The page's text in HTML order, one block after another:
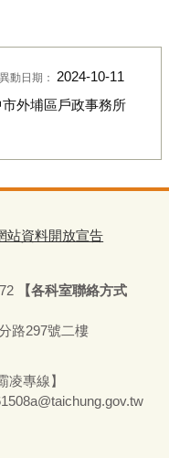
動日期： 2024-10-11
外埔區戶政事務所
站資料開放宣告
【各科室聯絡方式
路297號二樓
凌專線】